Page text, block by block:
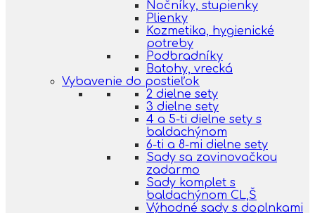
Nočníky, stupienky
Plienky
Kozmetika, hygienické
potreby
Podbradníky
Batohy, vrecká
Vybavenie do postieľok
2 dielne sety
3 dielne sety
4 a 5-ti dielne sety s
baldachýnom
6-ti a 8-mi dielne sety
Sady sa zavinovačkou
zadarmo
Sady komplet s
baldachýnom CL,Š
Výhodné sady s doplnkami